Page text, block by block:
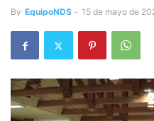
By EquipoNDS - 15 de mayo de